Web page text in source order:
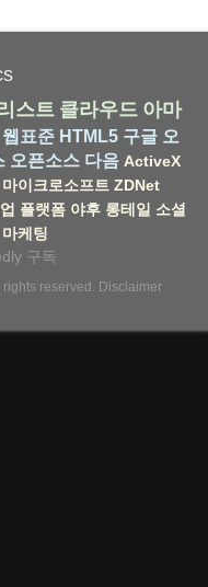
스트 클라우드 아마
웹표준 HTML5 구글 오
오픈소스 다음 ActiveX
마이크로소프트 ZDNet
플랫폼 야후 롱테일 소셜
마케팅
구독
rights reserved. Disclaimer